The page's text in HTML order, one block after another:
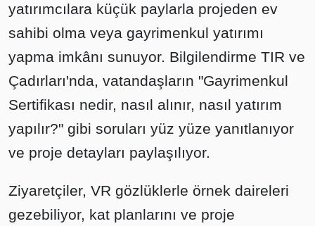
yatırımcılara küçük paylarla projeden ev
sahibi olma veya gayrimenkul yatırımı
yapma imkânı sunuyor. Bilgilendirme TIR ve
Çadırları'nda, vatandaşların "Gayrimenkul
Sertifikası nedir, nasıl alınır, nasıl yatırım
yapılır?" gibi soruları yüz yüze yanıtlanıyor
ve proje detayları paylaşılıyor.
Ziyaretçiler, VR gözlüklerle örnek daireleri
gezebiliyor, kat planlarını ve proje